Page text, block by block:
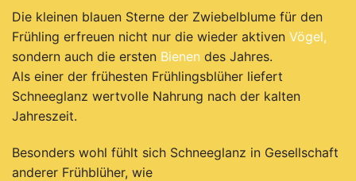
Die kleinen blauen Sterne der Zwiebelblume für den
Frühling erfreuen nicht nur die wieder aktiven Vögel,
sondern auch die ersten Bienen des Jahres.
Als einer der frühesten Frühlingsblüher liefert
Schneeglanz wertvolle Nahrung nach der kalten
Jahreszeit.
Besonders wohl fühlt sich Schneeglanz in Gesellschaft
anderer Frühblüher, wie